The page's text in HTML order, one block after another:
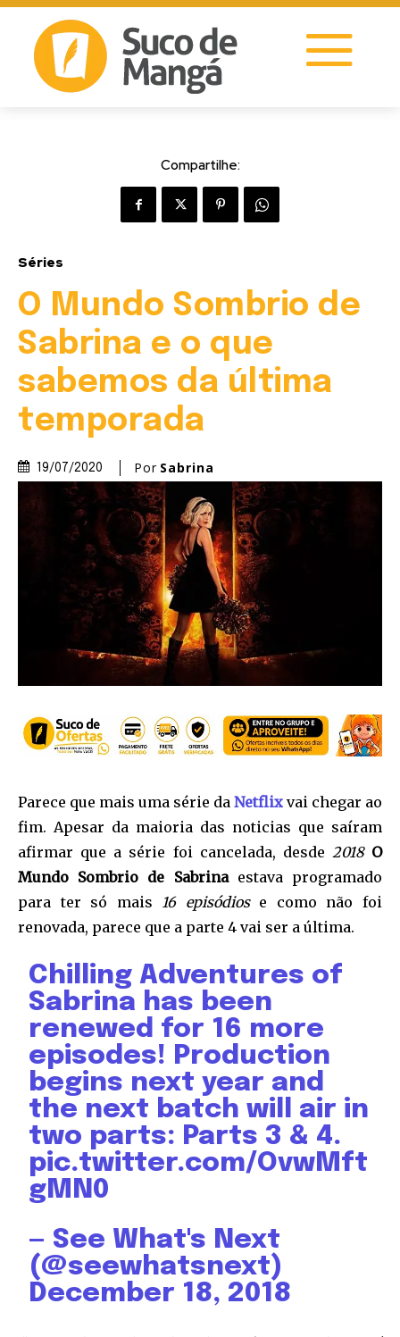
Compartilhe:
Séries
O Mundo Sombrio de
Sabrina e o que
sabemos da última
temporada
19/07/2020 Por Sabrina
Parece que mais uma série da Netflix vai chegar ao
fim. Apesar da maioria das noticias que saíram
afirmar que a série foi cancelada, desde 2018 O
Mundo Sombrio de Sabrinaestava programado
para ter só mais
16 episódios e como não foi
renovada, parece que a parte 4 vai ser a última.
Chilling Adventures of
Sabrina has been
renewed for 16 more
episodes! Production
begins next year and
the next batch will air in
two parts: Parts 3 & 4.
pic.twitter.com/OvwMft
gMN0
— See What's Next
(@seewhatsnext)
December 18, 2018